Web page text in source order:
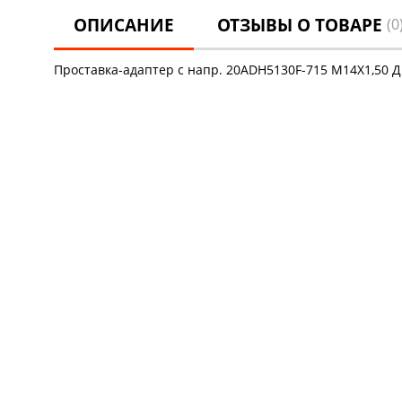
ОПИСАНИЕ ОТЗЫВЫ О ТОВАРЕ (0)
Проставка-адаптер с напр. 20ADH5130F-715 М14Х1,50